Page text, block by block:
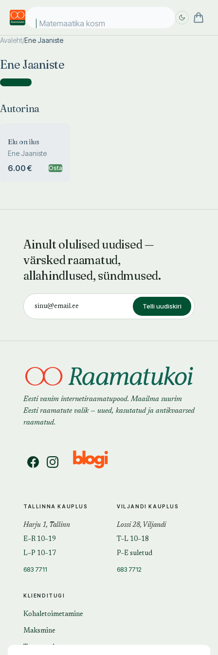
Matemaatika kosmo
Avaleht/Ene Jaaniste
Ene Jaaniste
Autorina )
Autorina
Elu on ilus
Ene Jaaniste
6.00 € Osta
Ainult olulised uudised —
värsked raamatud,
allahindlused, sündmused.
Telli uudiskiri
Eesti vanim internetiraamatupood. Maailma suurim
Eesti raamatute valik — uued, kasutatud ja antikvaarsed
raamatud.
KLIENDITUGI
Kohaletoimetamine
Maksmine
TALLINNA KAUPLUS
Harju 1, Tallinn
E–R 10–19
L–P 10–17
683 7711
VILJANDI KAUPLUS
Lossi 28, Viljandi
T–L 10–18
P–E suletud
683 7712